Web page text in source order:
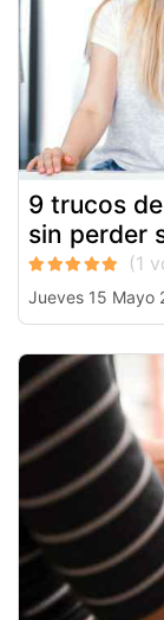
9 trucos
sin perder
Jueves 15 Mayo